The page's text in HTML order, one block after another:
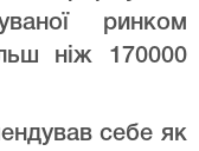
ринком
ніж 170000
себе як